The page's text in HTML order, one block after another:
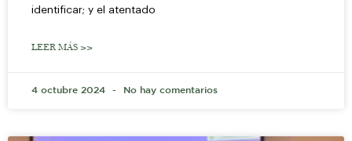
identificar; y el atentado
LEER MÁS >>
4 octubre 2024 No hay comentarios